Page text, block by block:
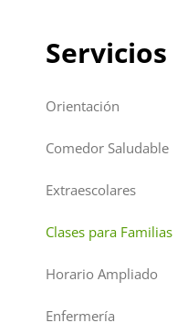
Servicios
Orientación
Comedor Saludable
Extraescolares
Clases para Familias
Horario Ampliado
Enfermería